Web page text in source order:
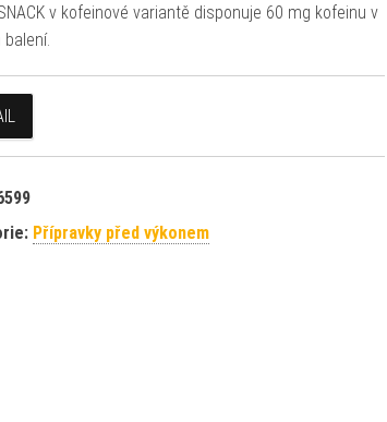
v kofeinové variantě disponuje 60 mg kofeinu v
Přípravky před výkonem